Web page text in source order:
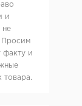
и
не
Просим
факту и
товара.